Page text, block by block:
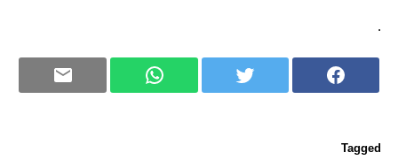
.
Tagged